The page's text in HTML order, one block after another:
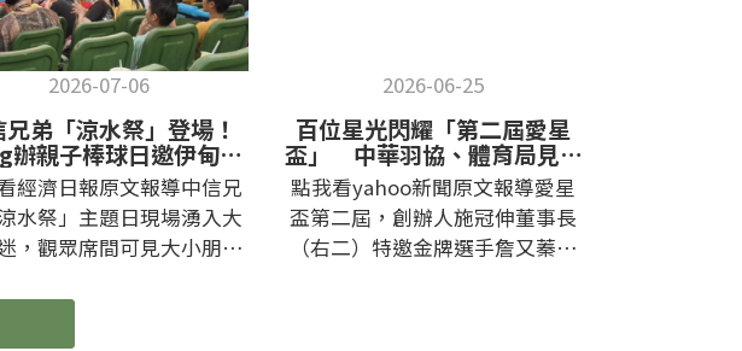
2026-07-06
兄弟「涼水祭」登場！
辦親子棒球日邀伊甸童
共享夏日回憶
經濟日報原文報導中信兄
水祭」主題日現場湧入大
，觀眾席間可見大小朋友
感受清涼、熱鬧的球場應
。 sNug/提供 暑假正式展
2026-06-25
百位星光閃耀「第二屆愛星
盃」 中華羽協、體育局見證
羽球「全自動黑科技」！
點我看yahoo新聞原文報導愛星
盃第二屆，創辦人施冠伸董事長
（右二）特邀金牌選手詹又蓁、